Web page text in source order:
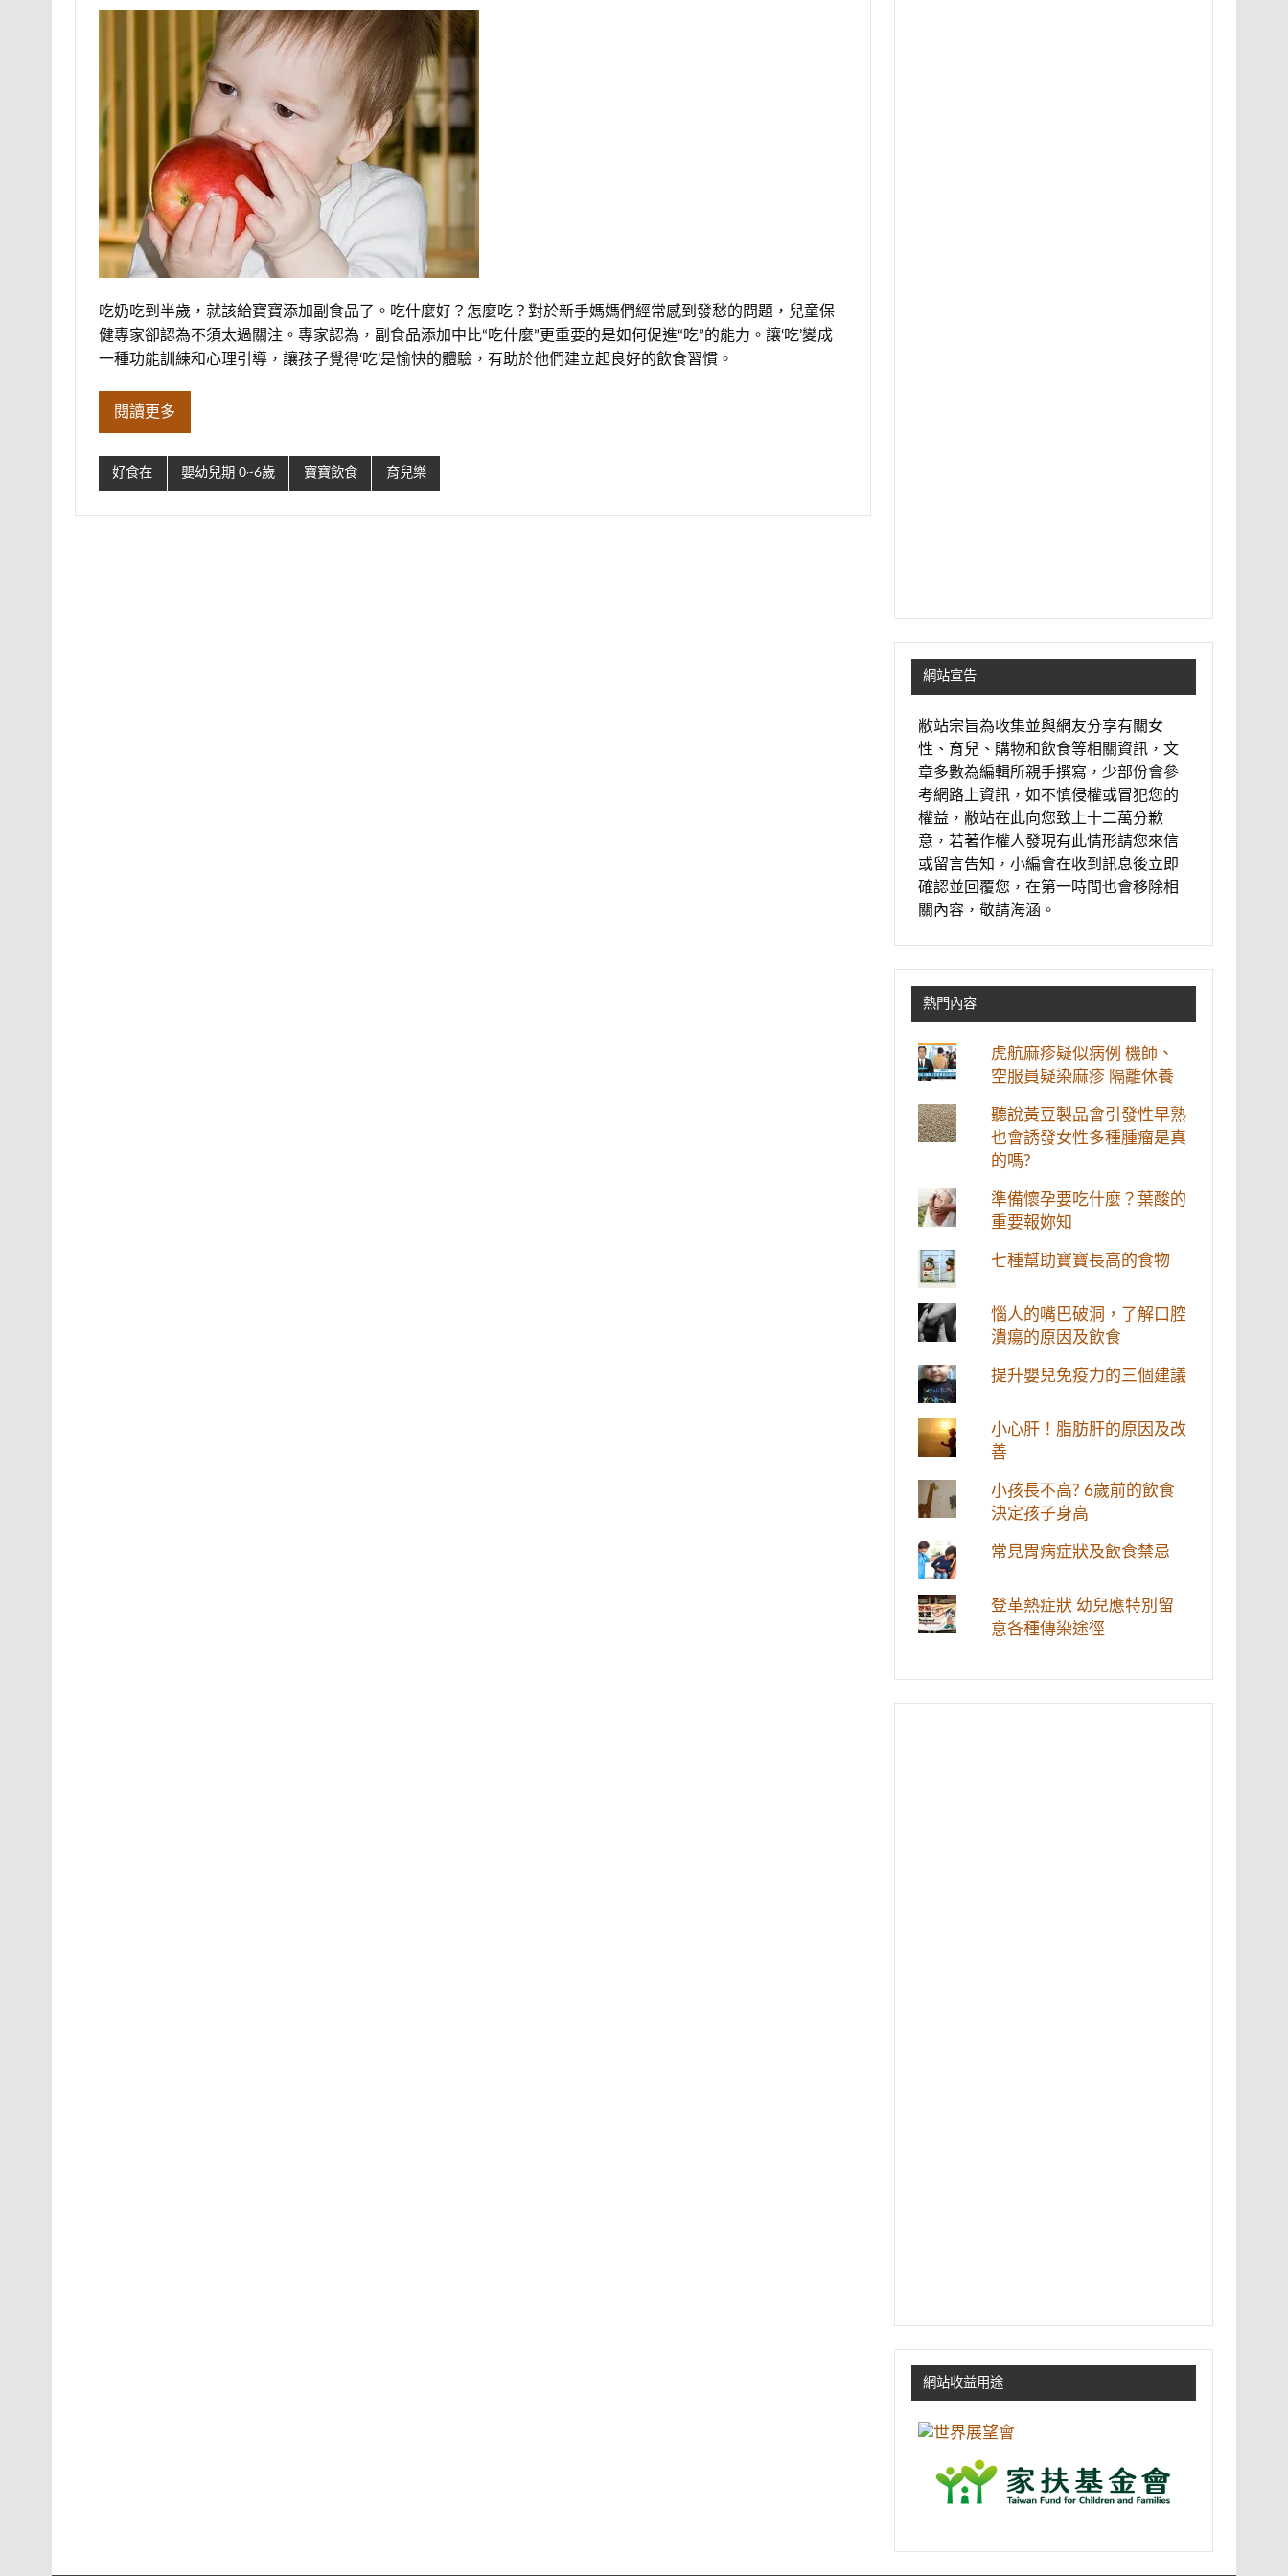
吃奶吃到半歲，就該給寶寶添加副食品了。吃什麼好？怎麼吃？對於新手媽媽們經常感到發愁的問題，兒童保
健專家卻認為不須太過關注。專家認為，副食品添加中比“吃什麼”更重要的是如何促進“吃”的能力。讓‘吃’變成
一種功能訓練和心理引導，讓孩子覺得‘吃’是愉快的體驗，有助於他們建立起良好的飲食習慣。
閱讀更多
好食在 嬰幼兒期 0~6歲 寶寶飲食 育兒樂
網站宣告
敝站宗旨為收集並與網友分享有關女
性、育兒、購物和飲食等相關資訊，文
章多數為編輯所親手撰寫，少部份會參
考網路上資訊，如不慎侵權或冒犯您的
權益，敝站在此向您致上十二萬分歉
意，若著作權人發現有此情形請您來信
或留言告知，小編會在收到訊息後立即
確認並回覆您，在第一時間也會移除相
關內容，敬請海涵。
熱門內容
虎航麻疹疑似病例 機師、
空服員疑染麻疹 隔離休養
聽說黃豆製品會引發性早熟
也會誘發女性多種腫瘤是真
的嗎?
準備懷孕要吃什麼？葉酸的
重要報妳知
七種幫助寶寶長高的食物
惱人的嘴巴破洞，了解口腔
潰瘍的原因及飲食
提升嬰兒免疫力的三個建議
小心肝！脂肪肝的原因及改
善
小孩長不高? 6歲前的飲食
決定孩子身高
常見胃病症狀及飲食禁忌
登革熱症狀 幼兒應特別留
意各種傳染途徑
網站收益用途